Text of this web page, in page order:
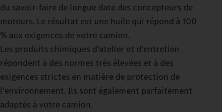
du savoir-faire de longue date des concepteurs de
moteurs. Le résultat est une huile qui répond à 100
% aux exigences de votre camion.
Les produits chimiques d'atelier et d'entretien
répondent à des normes très élevées et à des
exigences strictes en matière de protection de
l'environnement. Ils sont également parfaitement
adaptés à votre camion.